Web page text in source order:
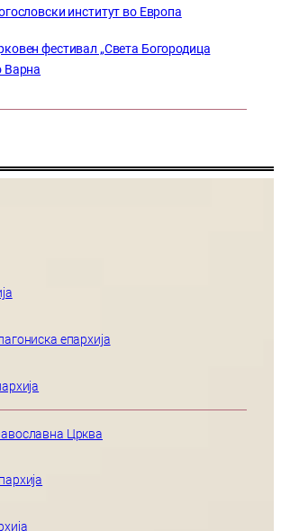
институт во Европа
фестивал „Света Богородица
Варна
епархија
Црква